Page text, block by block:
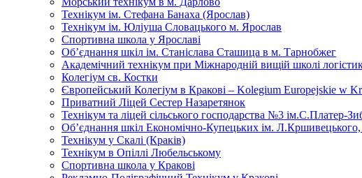
Технікум ім. Стефана Банаха (Ярослав)
Технікум ім. Юліуша Словацького м. Ярослав
Спортивна школа у Ярославі
Об’єднання шкіл ім. Станіслава Сташица в м. Тарнобжег
Академічний технікум при Міжнародній вищій школі
Колегіум св. Костки
Європейський Колегіум в Кракові – Kolegium Europejskie w
Приватний Ліцей Сестер Назаретянок
Технікум та ліцей сільського господарства №3 ім.С.Платер-
Об’єднання шкіл Економічно-Купецьких ім.
Технікум у Скалі (Краків)
Технікум в Опіллі Любельському
Спортивна школа у Кракові